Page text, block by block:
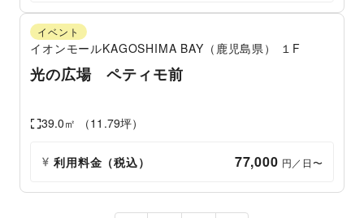
イベント
イオンモールKAGOSHIMA BAY（鹿児島県） １F
光の広場 ペティモ前
39.0㎡ （11.79坪）
利用料金（税込） 77,000 円／日〜